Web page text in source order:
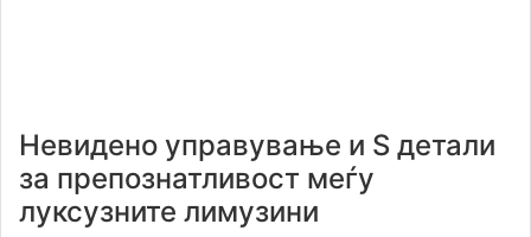
Невидено управување и S детали
за препознатливост меѓу
луксузните лимузини